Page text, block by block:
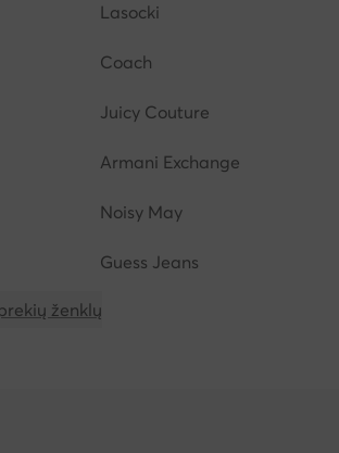
Lasocki
Coach
Juicy Couture
Armani Exchange
Noisy May
Guess Jeans
ženklų